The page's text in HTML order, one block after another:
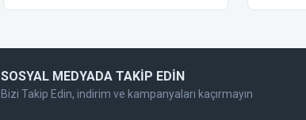
SOSYAL MEDYADA TAKİP EDİN
Bizi Takip Edin, indirim ve kampanyaları kaçırmayın